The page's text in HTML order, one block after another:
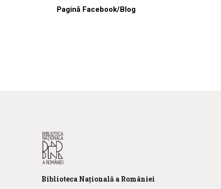
Pagină Facebook/Blog
Biblioteca Națională a României